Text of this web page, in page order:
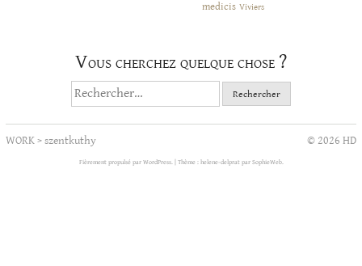
medicis Viviers
Vous cherchez quelque chose ?
Rechercher :
WORK>szentkuthy © 2026 HD
Fièrement propulsé par WordPress. Thème : helene-delprat par SophieWeb.